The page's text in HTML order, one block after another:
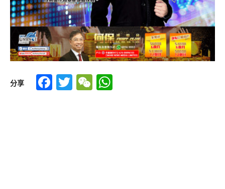
分享 Facebook
TwitterWeChat